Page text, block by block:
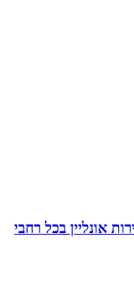
אונליין בכל רחבי